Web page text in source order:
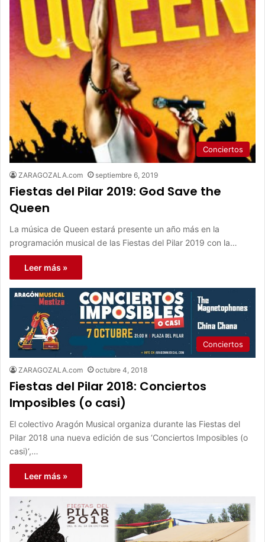
Conciertos
ZARAGOZALA.com septiembre 6, 2019
Fiestas del Pilar 2019: God Save the
Queen
La música de Queen estará presente un año más en la
programación musical de las Fiestas del Pilar 2019 con la…
Leer más »
Conciertos
ZARAGOZALA.com octubre 4, 2018
Fiestas del Pilar 2018: Conciertos
Imposibles (o casi)
El colectivo Aragón Musical organiza durante las Fiestas del
Pilar 2018 una nueva edición de sus ‘Conciertos Imposibles (o
casi)‘,…
Leer más »